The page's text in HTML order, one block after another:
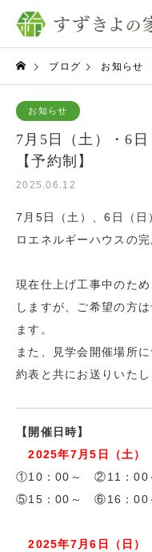
ブログ お知らせ
お知らせ
7月5日（土）・6
【予約制】
2025.06.12
7月5日（土）、6日（
ロエネルギーハウスの
現在仕上げ工事中のた
しますが、ご希望の方
ます。
また、見学会開催場所
約表と共にお送りいたし
【開催日時】
2025年7月5日（土）
①10：00～ ②11：
⑤15：00～ ⑥16：00
2025年7月6日（日）